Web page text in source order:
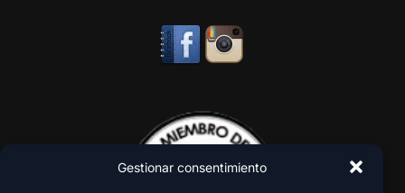
Gestionar consentimiento